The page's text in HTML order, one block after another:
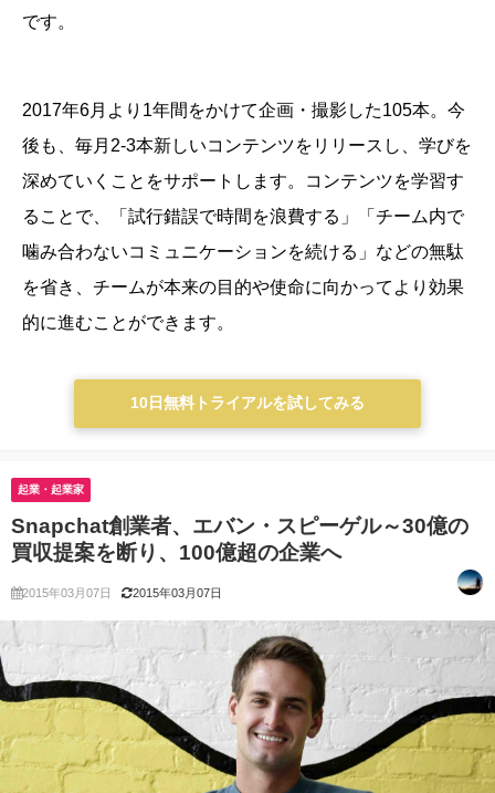
です。
2017年6月より1年間をかけて企画・撮影した105本。今
後も、毎月2-3本新しいコンテンツをリリースし、学びを
深めていくことをサポートします。
コンテンツを学習す
ることで、「試行錯誤で時間を浪費する」「チーム内で
噛み合わないコミュニケーションを続ける」などの無駄
を省き、チームが本来の目的や使命に向かってより効果
的に進むことができます。
10日無料トライアルを試してみる
起業・起業家
Snapchat創業者、エバン・スピーゲル～30億の
買収提案を断り、100億超の企業へ
2015年03月07日 2015年03月07日